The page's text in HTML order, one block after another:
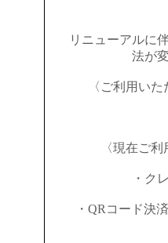
リニューアルに
法が
〈ご利用い
〈現在ご
・ク
・QRコード決